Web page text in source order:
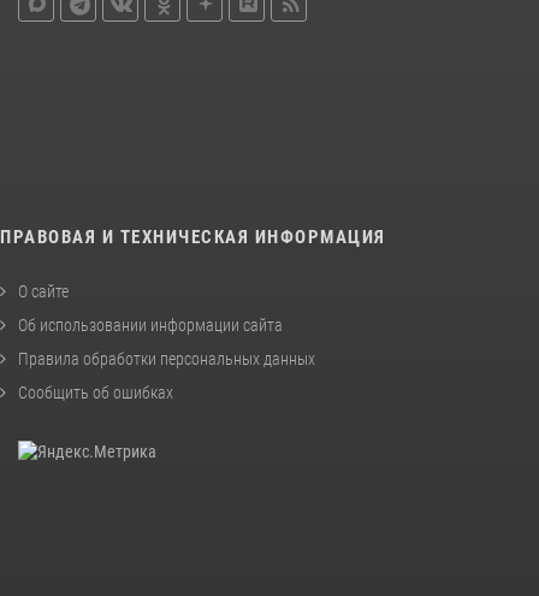
ПРАВОВАЯ И ТЕХНИЧЕСКАЯ ИНФОРМАЦИЯ
О сайте
Об использовании информации сайта
Правила обработки персональных данных
Сообщить об ошибках